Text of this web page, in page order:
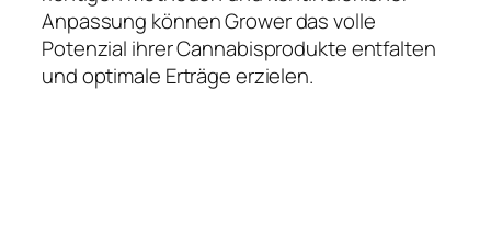
Anpassung können Grower das volle
Potenzial ihrer Cannabisprodukte entfalten
und optimale Erträge erzielen.